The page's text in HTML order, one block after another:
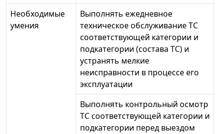
Необходимые
умения
Выполнять ежедневное
техническое обслуживание ТС
соответствующей категории и
подкатегории (состава ТС) и
устранять мелкие
неисправности в процессе его
эксплуатации
Выполнять контрольный осмотр
ТС соответствующей категории и
подкатегории перед выездом